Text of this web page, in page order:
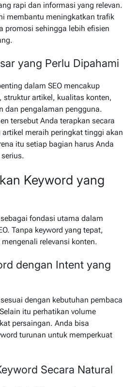
rapi dan informasi yang relevan.
membantu meningkatkan trafik
promosi sehingga lebih efisien
yang Perlu Dipahami
dalam SEO mencakup
struktur artikel, kualitas konten,
dan pengalaman pengguna.
tersebut Anda terapkan secara
meraih peringkat tinggi akan
itu setiap bagian harus Anda
Keyword yang
fondasi utama dalam
Tanpa keyword yang tepat,
relevansi konten.
dengan Intent yang
dengan kebutuhan pembaca
itu perhatikan volume
persaingan. Anda bisa
turunan untuk memperkuat
Secara Natural